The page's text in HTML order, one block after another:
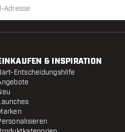
& INSPIRATION
Entscheidungshilfe